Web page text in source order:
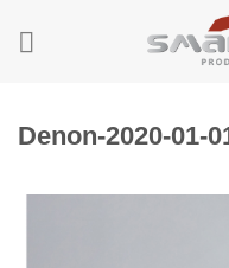
Denon-2020-01-